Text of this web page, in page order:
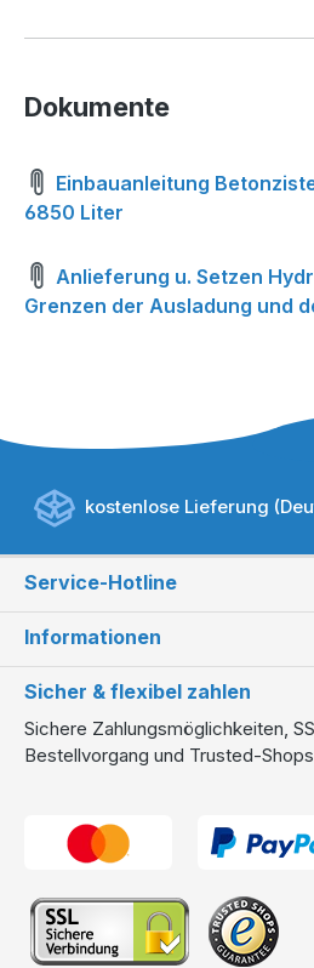
Dokumente
Einbauanleitung
6850 Liter
Anlieferung u. Setzen
Grenzen der Ausladung und
kostenlose Lieferung
Service-Hotline
Informationen
Sicher & flexibel zahlen
Sichere Zahlungsmöglichkeiten,
Bestellvorgang und Trusted-